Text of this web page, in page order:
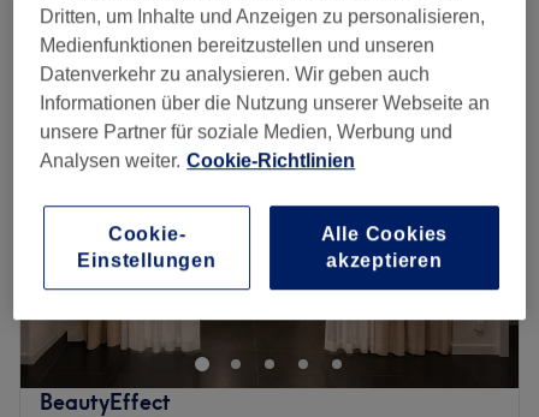
Wähle aus 2 kosmetikstudios in der Nähe von Travemünde, Lübeck
BeautyEffect
Dritten, um Inhalte und Anzeigen zu personalisieren,
Medienfunktionen bereitzustellen und unseren
Datenverkehr zu analysieren. Wir geben auch
Informationen über die Nutzung unserer Webseite an
unsere Partner für soziale Medien, Werbung und
Analysen weiter. Cookie-Richtlinien
Cookie-
Einstellungen
Alle Cookies
akzeptieren